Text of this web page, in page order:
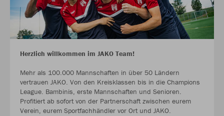
Herzlich willkommen im JAKO Team!
Mehr als 100.000 Mannschaften in über 50 Ländern
vertrauen JAKO. Von den Kreisklassen bis in die Champions
League. Bambinis, erste Mannschaften und Senioren.
Profitiert ab sofort von der Partnerschaft zwischen eurem
Verein, eurem Sportfachhändler vor Ort und JAKO.